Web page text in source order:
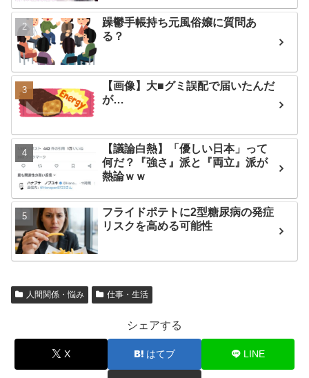
躁鬱手帳持ち元風俗嬢に質問あ
る？
【画像】大■グミ誤配で届いたんだ
が…
【議論白熱】「優しい日本」って
何だ？『強さ』派と『両立』派が
熱論ｗｗ
フライドポテトに2型糖尿病の発症
リスクを高める可能性
人間関係・悩み 仕事・生活
シェアする
X はてブ LINE